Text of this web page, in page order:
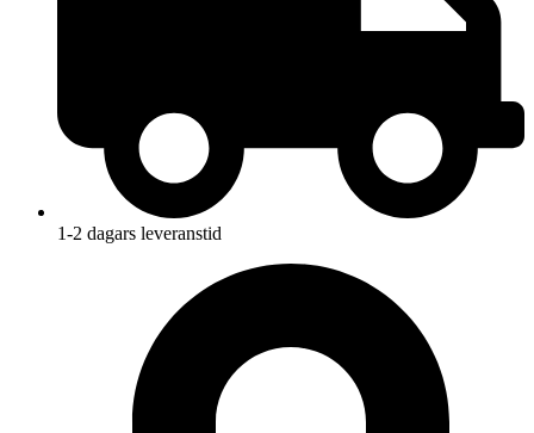
1-2 dagars leveranstid